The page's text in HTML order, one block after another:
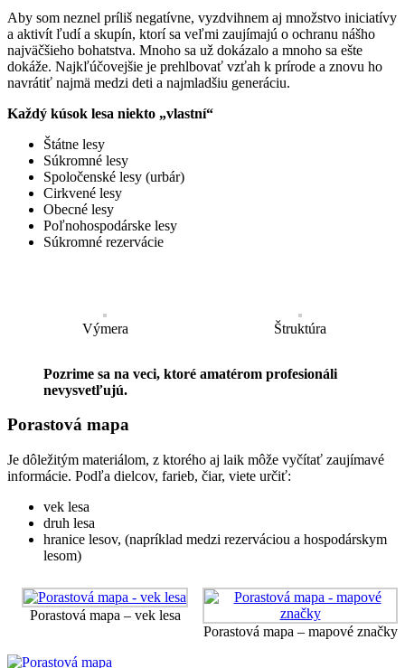
Aby som neznel príliš negatívne, vyzdvihnem aj množstvo iniciatívy
a aktivít ľudí a skupín, ktorí sa veľmi zaujímajú o ochranu nášho
najväčšieho bohatstva. Mnoho sa už dokázalo a mnoho sa ešte
dokáže. Najkľúčovejšie je prehlbovať vzťah k prírode a znovu ho
navrátiť najmä medzi deti a najmladšiu generáciu.
Každý kúsok lesa niekto „vlastní“
Štátne lesy
Súkromné lesy
Spoločenské lesy (urbár)
Cirkvené lesy
Obecné lesy
Poľnohospodárske lesy
Súkromné rezervácie
Výmera Štruktúra
Pozrime sa na veci, ktoré amatérom profesionáli
nevysvetľujú.
Porastová mapa
Je dôležitým materiálom, z ktorého aj laik môže vyčítať zaujímavé
informácie. Podľa dielcov, farieb, čiar, viete určiť:
vek lesa
druh lesa
hranice lesov, (napríklad medzi rezerváciou a hospodárskym
lesom)
Porastová mapa – vek lesa
Porastová mapa – mapové značky